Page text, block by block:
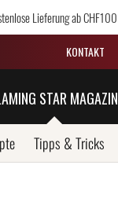
Lieferung ab CHF100
KONTAKT
STAR MAGAZIN
Tipps & Tricks